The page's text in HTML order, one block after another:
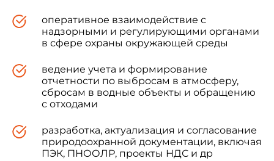
оперативное взаимодействие с
надзорными и регулирующими органами
в сфере охраны окружающей среды
ведение учета и формирование
отчетности по выбросам в атмосферу,
сбросам в водные объекты и обращению
с отходами
разработка, актуализация и согласование
природоохранной документации, включая
ПЭК, ПНООЛР, проекты НДС и др